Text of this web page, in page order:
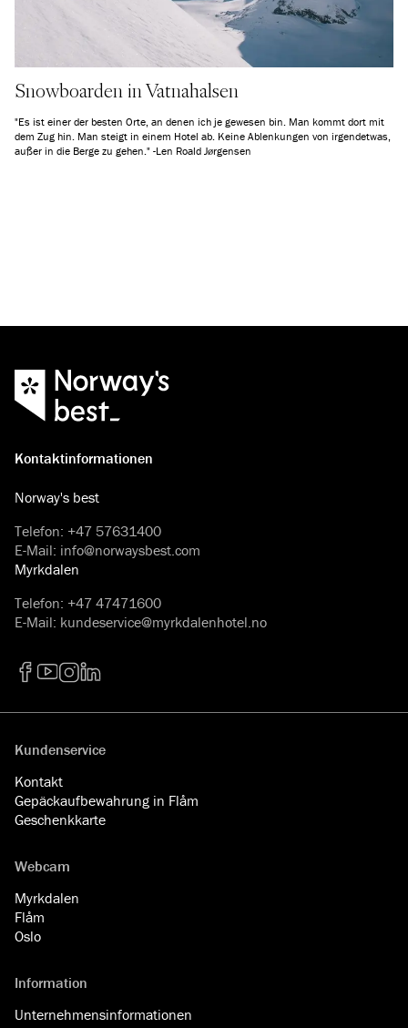
Snowboarden in Vatnahalsen
"Es ist einer der besten Orte, an denen ich je gewesen bin. Man kommt dort mit
dem Zug hin. Man steigt in einem Hotel ab. Keine Ablenkungen von irgendetwas,
außer in die Berge zu gehen." -Len Roald Jørgensen
Kontaktinformationen
Norway's best
Telefon: +47 57631400
E-Mail: info@norwaysbest.com
Myrkdalen
Telefon: +47 47471600
E-Mail: kundeservice@myrkdalenhotel.no
Kundenservice
Kontakt
Gepäckaufbewahrung in Flåm
Geschenkkarte
Webcam
Myrkdalen
Flåm
Oslo
Information
Unternehmensinformationen